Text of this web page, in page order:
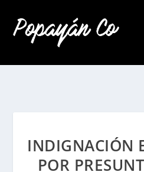
INDIGNACIÓN
POR